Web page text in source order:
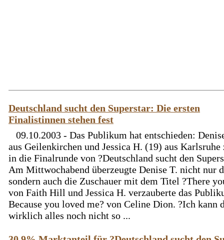
Deutschland sucht den Superstar: Die ersten
Finalistinnen stehen fest
09.10.2003 - Das Publikum hat entschieden:
aus Geilenkirchen und Jessica H. (19) aus Karlsruhe
in die Finalrunde von ?Deutschland sucht den
Am Mittwochabend überzeugte Denise T. nicht nur
sondern auch die Zuschauer mit dem Titel ?There
von Faith Hill und Jessica H. verzauberte das
Because you loved me? von Celine Dion. ?Ich kann
wirklich alles noch nicht so ...